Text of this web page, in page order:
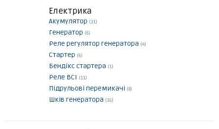
Електрика
Акумулятор (31)
Генератор (6)
Реле регулятор генератора (4)
Стартер (6)
Бендікс стартера (1)
Реле ВСІ (11)
Підрульові перемикачі (8)
Шків генератора (16)